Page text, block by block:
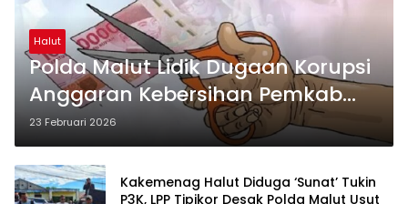
Halut
Polda Malut Lidik Dugaan Korupsi
Anggaran Kebersihan Pemkab
Halut, Anak Mantu Bupati Piet Ikut
Diperiksa
23 Februari 2026
Kakemenag Halut Diduga ‘Sunat’ Tukin
P3K, LPP Tipikor Desak Polda Malut Usut